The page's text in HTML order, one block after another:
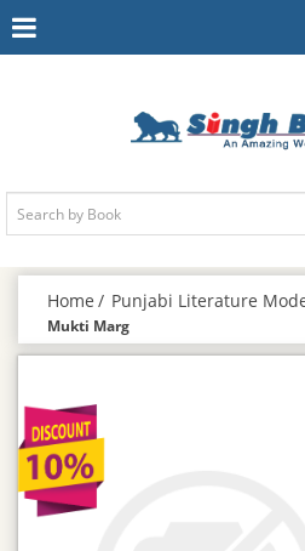
Toggle
Home Punjabi Literature
Mukti Marg